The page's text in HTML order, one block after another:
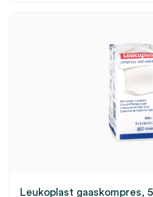
Leukoplast gaaskompres,